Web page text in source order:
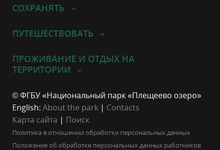
СОХРАНЯТЬ
ПУТЕШЕСТВОВАТЬ
ПРОЖИВАНИЕ И ОТДЫХ НА
ТЕРРИТОРИИ
© ФГБУ «Национальный парк «Плещеево озеро»
English: About the park | Contacts
Карта сайта | Поиск
Политика в отношении обработки персональных данных
Положение об обработке персональных данных работников